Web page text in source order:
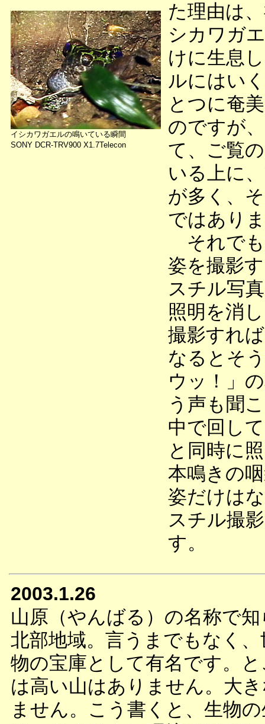
イシカワガエルの鳴いている瞬間
SONY DCR-TRV900 X1.7Telecon
た理由は
シカワガ
けに生息
ルにはい
とつに奄
のですが
て、ご覧
いる上に
が多く、
ではあり
それでも
姿を撮影
スチル写
照明を消
撮影すれ
なるとそ
ウッ！」
う声も聞
中で回し
と同時に
本鳴きの
姿だけは
スチル撮
す。
2003.1.26
山原（やんばる）の名称で
北部地域。言うまでもなく
物の宝庫として有名です。
は高い山はありません。大
ません。こう書くと、生物